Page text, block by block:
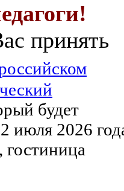
принять
будет
июля 2026
гостиница